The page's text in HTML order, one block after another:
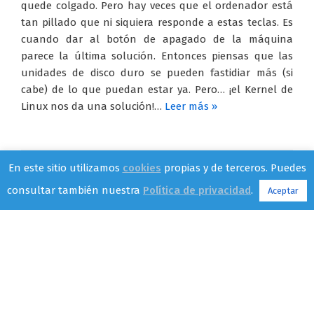
quede colgado. Pero hay veces que el ordenador está
tan pillado que ni siquiera responde a estas teclas. Es
cuando dar al botón de apagado de la máquina
parece la última solución. Entonces piensas que las
unidades de disco duro se pueden fastidiar más (si
cabe) de lo que puedan estar ya. Pero… ¡el Kernel de
Linux nos da una solución!… Leer más »
Crear un archivo vacío a través de la
En este sitio utilizamos cookies propias y de terceros. Puedes
consultar también nuestra Política de privacidad. Aceptar